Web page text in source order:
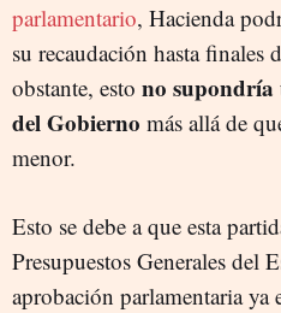
parlamentario, Hacienda
su recaudación hasta finales
obstante, esto no supondría
del Gobierno más allá de
menor.
Esto se debe a que esta
Presupuestos Generales del
aprobación parlamentaria ya